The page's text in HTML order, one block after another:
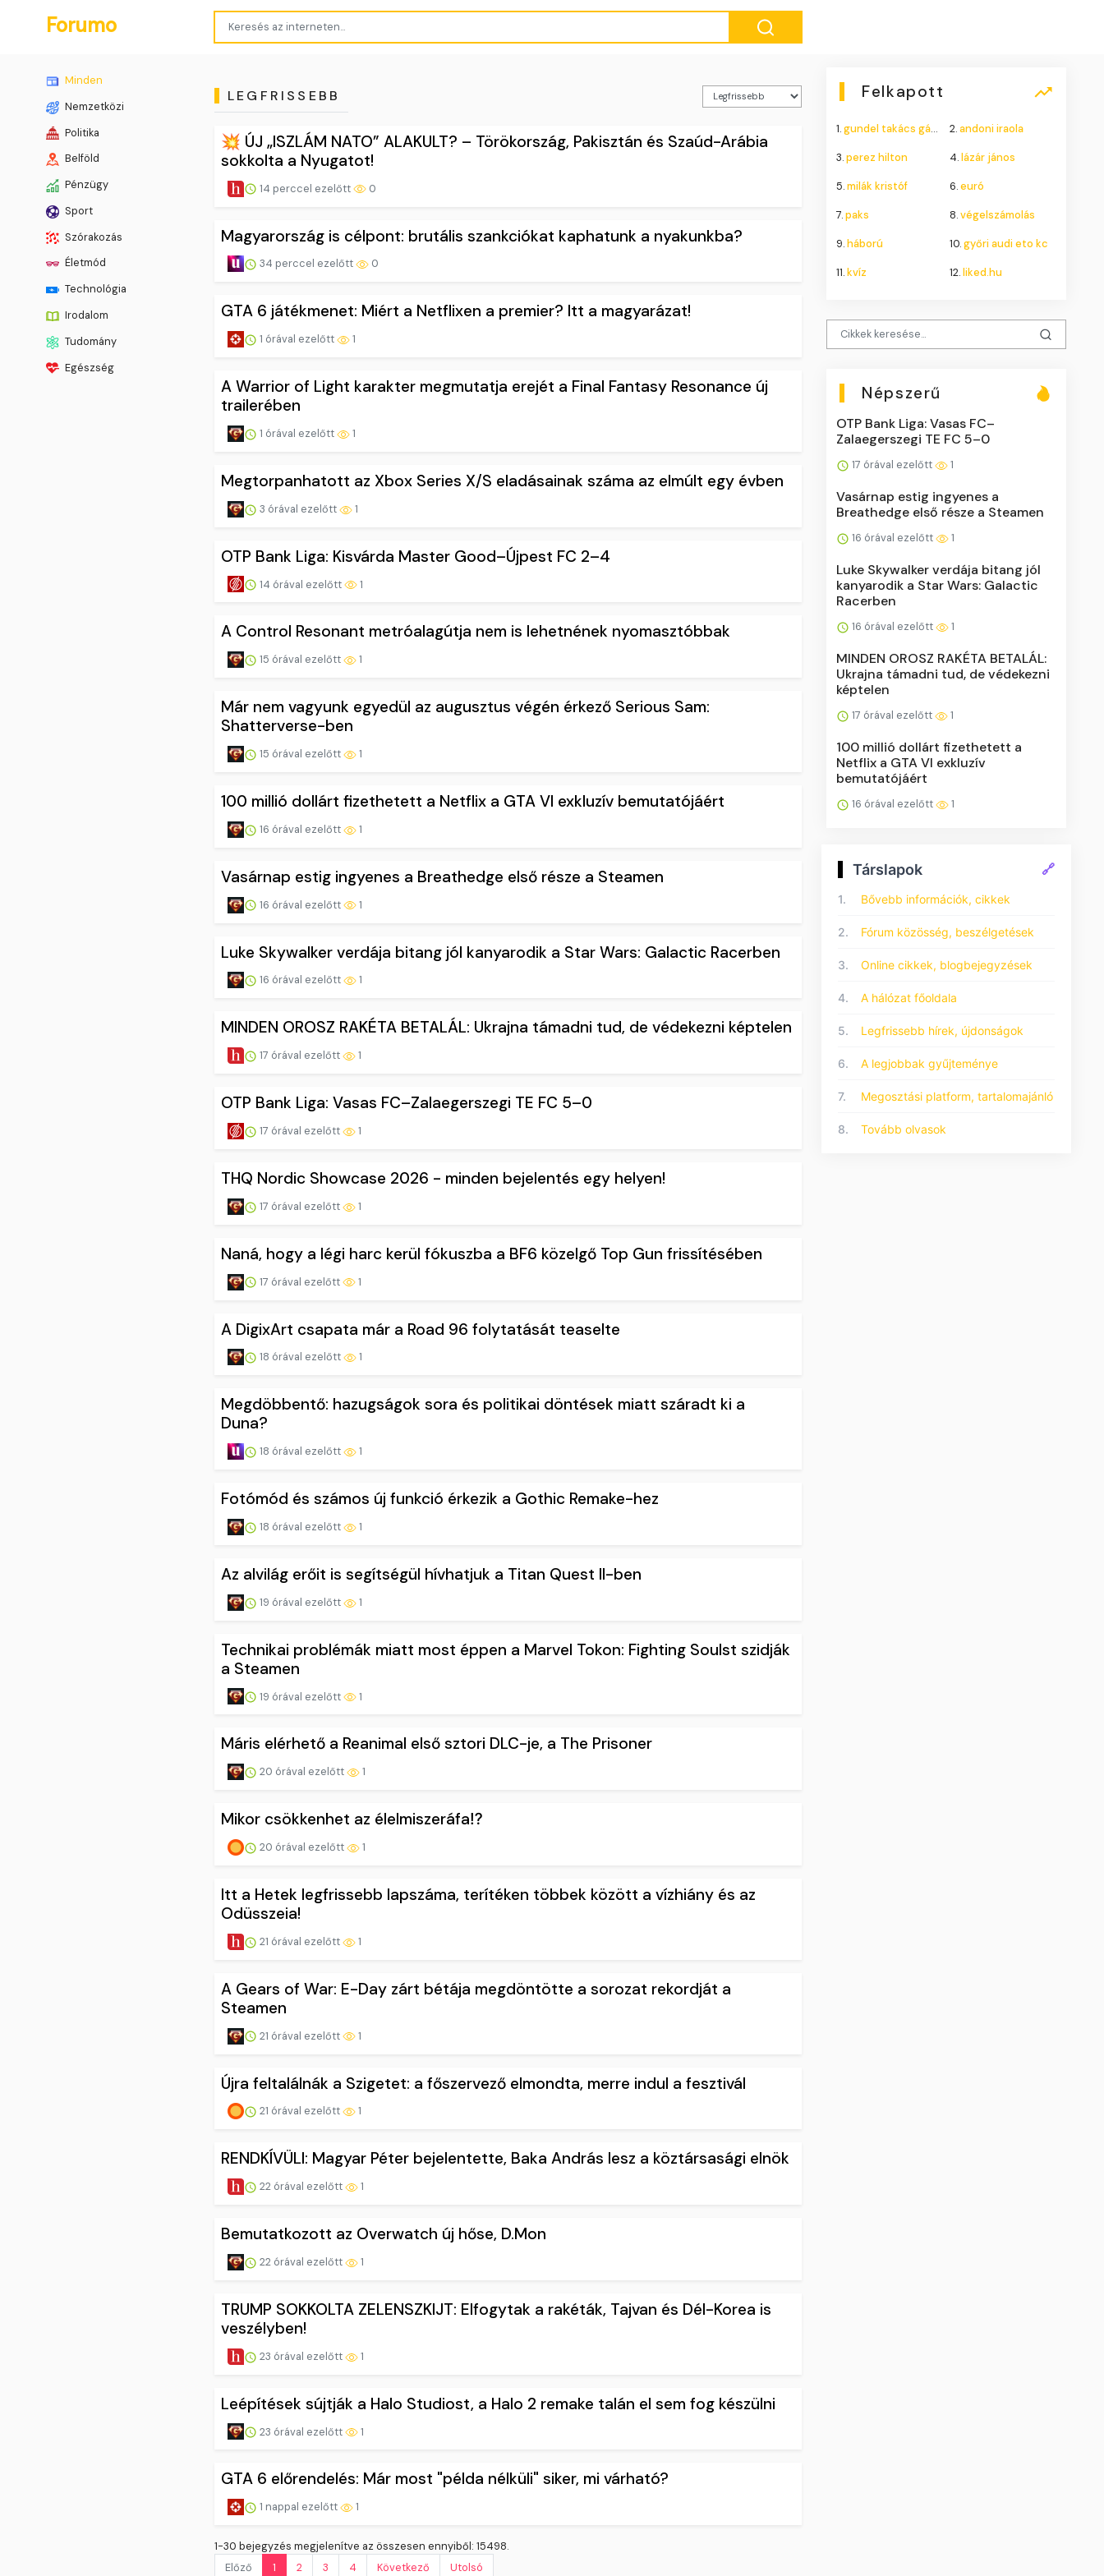
Forumo
Minden
Nemzetközi
Politika
Belföld
Pénzügy
Sport
Szórakozás
Életmód
Technológia
Irodalom
Tudomány
Egészség
LEGFRISSEBB
💥 ÚJ „ISZLÁM NATO” ALAKULT? – Törökország, Pakisztán és Szaúd-Arábia
sokkolta a Nyugatot!
14 perccel ezelőtt 0
Magyarország is célpont: brutális szankciókat kaphatunk a nyakunkba?
34 perccel ezelőtt 0
GTA 6 játékmenet: Miért a Netflixen a premier? Itt a magyarázat!
1 órával ezelőtt 1
A Warrior of Light karakter megmutatja erejét a Final Fantasy Resonance új
trailerében
1 órával ezelőtt 1
Megtorpanhatott az Xbox Series X/S eladásainak száma az elmúlt egy évben
3 órával ezelőtt 1
OTP Bank Liga: Kisvárda Master Good–Újpest FC 2–4
14 órával ezelőtt 1
A Control Resonant metróalagútja nem is lehetnének nyomasztóbbak
15 órával ezelőtt 1
Már nem vagyunk egyedül az augusztus végén érkező Serious Sam:
Shatterverse-ben
15 órával ezelőtt 1
100 millió dollárt fizethetett a Netflix a GTA VI exkluzív bemutatójáért
16 órával ezelőtt 1
Vasárnap estig ingyenes a Breathedge első része a Steamen
16 órával ezelőtt 1
Luke Skywalker verdája bitang jól kanyarodik a Star Wars: Galactic Racerben
16 órával ezelőtt 1
MINDEN OROSZ RAKÉTA BETALÁL: Ukrajna támadni tud, de védekezni képtelen
17 órával ezelőtt 1
OTP Bank Liga: Vasas FC–Zalaegerszegi TE FC 5–0
17 órával ezelőtt 1
THQ Nordic Showcase 2026 - minden bejelentés egy helyen!
17 órával ezelőtt 1
Naná, hogy a légi harc kerül fókuszba a BF6 közelgő Top Gun frissítésében
17 órával ezelőtt 1
A DigixArt csapata már a Road 96 folytatását teaselte
18 órával ezelőtt 1
Megdöbbentő: hazugságok sora és politikai döntések miatt száradt ki a
Duna?
18 órával ezelőtt 1
Fotómód és számos új funkció érkezik a Gothic Remake-hez
18 órával ezelőtt 1
Az alvilág erőit is segítségül hívhatjuk a Titan Quest II-ben
19 órával ezelőtt 1
Technikai problémák miatt most éppen a Marvel Tokon: Fighting Soulst szidják
a Steamen
19 órával ezelőtt 1
Máris elérhető a Reanimal első sztori DLC-je, a The Prisoner
20 órával ezelőtt 1
Mikor csökkenhet az élelmiszeráfa⁉️
20 órával ezelőtt 1
Itt a Hetek legfrissebb lapszáma, terítéken többek között a vízhiány és az
Odüsszeia!
21 órával ezelőtt 1
A Gears of War: E-Day zárt bétája megdöntötte a sorozat rekordját a
Steamen
21 órával ezelőtt 1
Újra feltalálnák a Szigetet: a főszervező elmondta, merre indul a fesztivál
21 órával ezelőtt 1
RENDKÍVÜLI: Magyar Péter bejelentette, Baka András lesz a köztársasági elnök
22 órával ezelőtt 1
Bemutatkozott az Overwatch új hőse, D.Mon
22 órával ezelőtt 1
TRUMP SOKKOLTA ZELENSZKIJT: Elfogytak a rakéták, Tajvan és Dél-Korea is
veszélyben!
23 órával ezelőtt 1
Leépítések sújtják a Halo Studiost, a Halo 2 remake talán el sem fog készülni
23 órával ezelőtt 1
GTA 6 előrendelés: Már most "példa nélküli" siker, mi várható?
1 nappal ezelőtt 1
1-30 bejegyzés megjelenítve az összesen ennyiből: 15498.
Előző
1 2 3 4 Következő Utolsó
Felkapott
1.gundel takács gábor 2.andoni iraola
3.perez hilton 4.lázár jános
5.milák kristóf 6.euró
7.paks 8.végelszámolás
9.háború 10.győri audi eto kc
11.kvíz 12.liked.hu
Népszerű
OTP Bank Liga: Vasas FC–
Zalaegerszegi TE FC 5–0
17 órával ezelőtt 1
Vasárnap estig ingyenes a
Breathedge első része a Steamen
16 órával ezelőtt 1
Luke Skywalker verdája bitang jól
kanyarodik a Star Wars: Galactic
Racerben
16 órával ezelőtt 1
MINDEN OROSZ RAKÉTA BETALÁL:
Ukrajna támadni tud, de védekezni
képtelen
17 órával ezelőtt 1
100 millió dollárt fizethetett a
Netflix a GTA VI exkluzív
bemutatójáért
16 órával ezelőtt 1
Társlapok 🔗
1. Bővebb információk, cikkek
2. Fórum közösség, beszélgetések
3. Online cikkek, blogbejegyzések
4. A hálózat főoldala
5. Legfrissebb hírek, újdonságok
6. A legjobbak gyűjteménye
7. Megosztási platform, tartalomajánló
8. Tovább olvasok